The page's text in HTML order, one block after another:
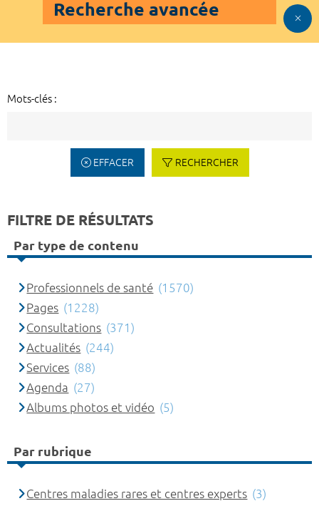
Recherche avancée
Mots-clés :
EFFACER RECHERCHER
FILTRE DE RÉSULTATS
Par type de contenu
Professionnels de santé (1570)
Pages (1228)
Consultations (371)
Actualités (244)
Services (88)
Agenda (27)
Albums photos et vidéo (5)
Par rubrique
Centres maladies rares et centres experts (3)